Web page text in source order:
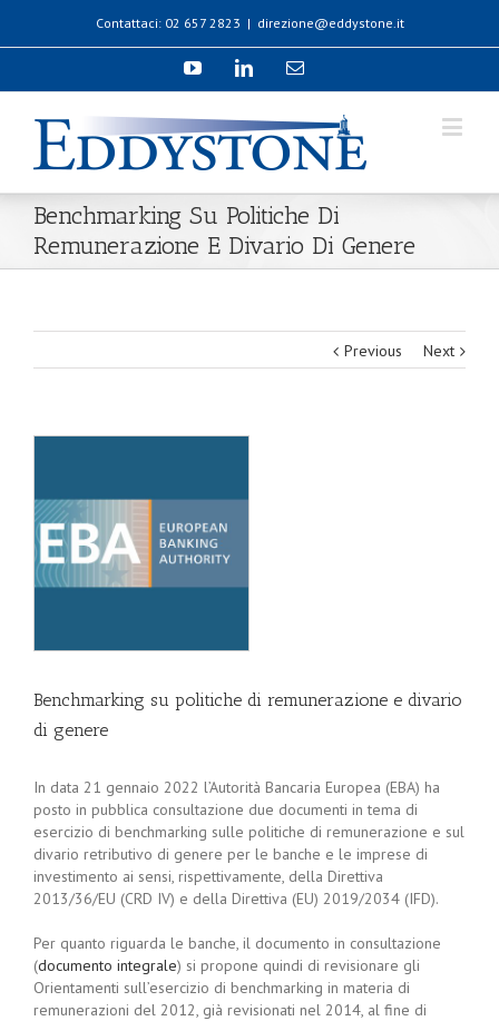
Contattaci: 02 657 2823 | direzione@eddystone.it
Benchmarking Su Politiche Di
Remunerazione E Divario Di Genere
Previous Next
Benchmarking su politiche di remunerazione e divario
di genere
In data 21 gennaio 2022 l’Autorità Bancaria Europea (EBA) ha
posto in pubblica consultazione due documenti in tema di
esercizio di benchmarking sulle politiche di remunerazione e sul
divario retributivo di genere per le banche e le imprese di
investimento ai sensi, rispettivamente, della Direttiva
2013/36/EU (CRD IV) e della Direttiva (EU) 2019/2034 (IFD).
Per quanto riguarda le banche, il documento in consultazione
(documento integrale) si propone quindi di revisionare gli
Orientamenti sull’esercizio di benchmarking in materia di
remunerazioni del 2012, già revisionati nel 2014, al fine di